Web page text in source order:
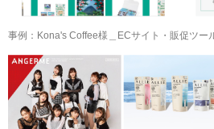
事例：Kona's Coffee様＿ECサイト・販促ツー